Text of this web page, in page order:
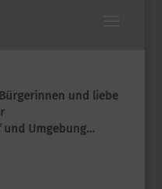
und liebe
und Umgebung…